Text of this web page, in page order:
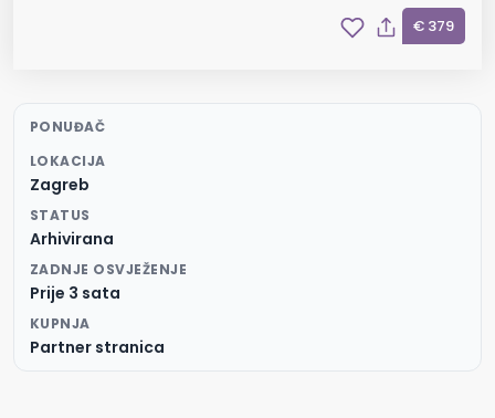
€ 379
PONUĐAČ
LOKACIJA
Zagreb
STATUS
Arhivirana
ZADNJE OSVJEŽENJE
Prije 3 sata
KUPNJA
Partner stranica